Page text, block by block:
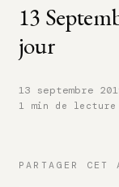
13
jour
13 septembre
1 min de lecture
PARTAGER CET